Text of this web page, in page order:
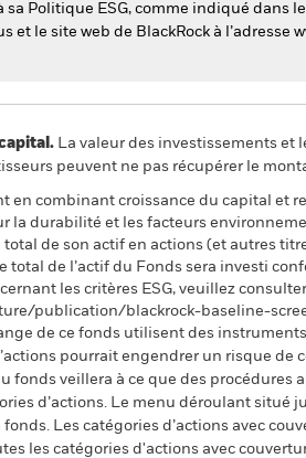
Politique ESG, comme indiqué dans
et le site web de BlackRock à l’adresse
La valeur des investissements et
peuvent ne pas récupérer le
en combinant croissance du capital et
la durabilité et les facteurs
de son actif en actions (et autres
de l’actif du Fonds sera investi
les critères ESG, veuillez
publication/blackrock-baseline-
de ce fonds utilisent des
pourrait engendrer un risque
fonds veillera à ce que des procédures
d’actions. Le menu déroulant situé
Les catégories d’actions avec
les catégories d'actions avec